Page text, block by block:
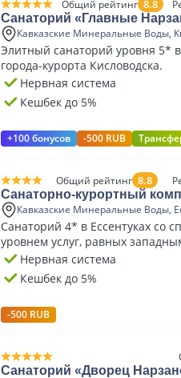
Общий рейтинг 8.8
Санаторий «Главные
Кавказские Минеральные Воды,
Элитный санаторий уровня 5*
города-курорта Кисловодска.
Нервная система
Кешбек до 5%
+100 бонусов -500 RUB
Общий рейтинг 8.8
Санаторно-курортный
Кавказские Минеральные Воды,
Санаторий 4* в Ессентуках со
уровнем услуг, равных
бальнеологическим курортам.
Нервная система
Кешбек до 5%
-500 RUB
Санаторий «Дворец